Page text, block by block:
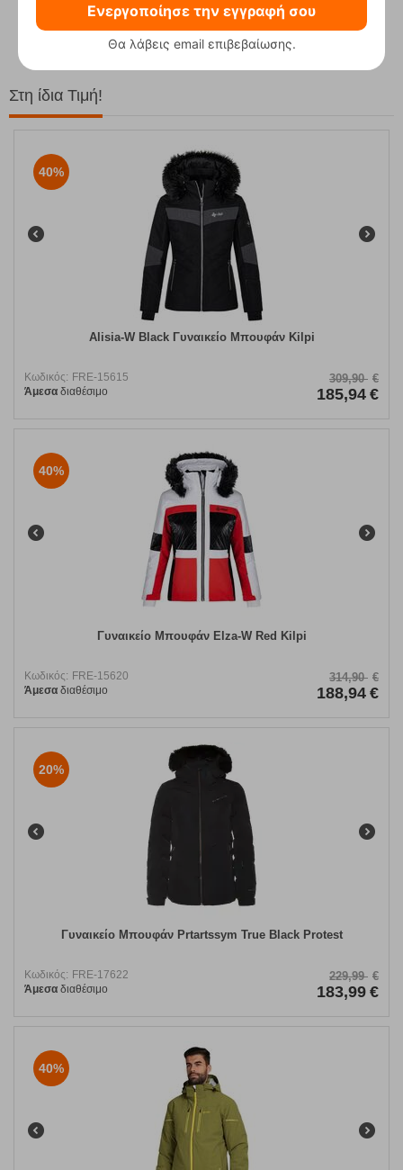
62,50 €
Στη ίδια Τιμή!
40%
Alisia-W Black Γυναικείο Μπουφάν Kilpi
Κωδικός: FRE-15615
Άμεσα διαθέσιμο
309,90 €
185,94 €
40%
Γυναικείο Μπουφάν Elza-W Red Kilpi
Κωδικός: FRE-15620
Άμεσα διαθέσιμο
314,90 €
188,94 €
20%
Γυναικείο Μπουφάν Prtartssym True Black Protest
Κωδικός: FRE-17622
Άμεσα διαθέσιμο
229,99 €
183,99 €
40%
Ενεργοποίησε την εγγραφή σου
Θα λάβεις email επιβεβαίωσης.